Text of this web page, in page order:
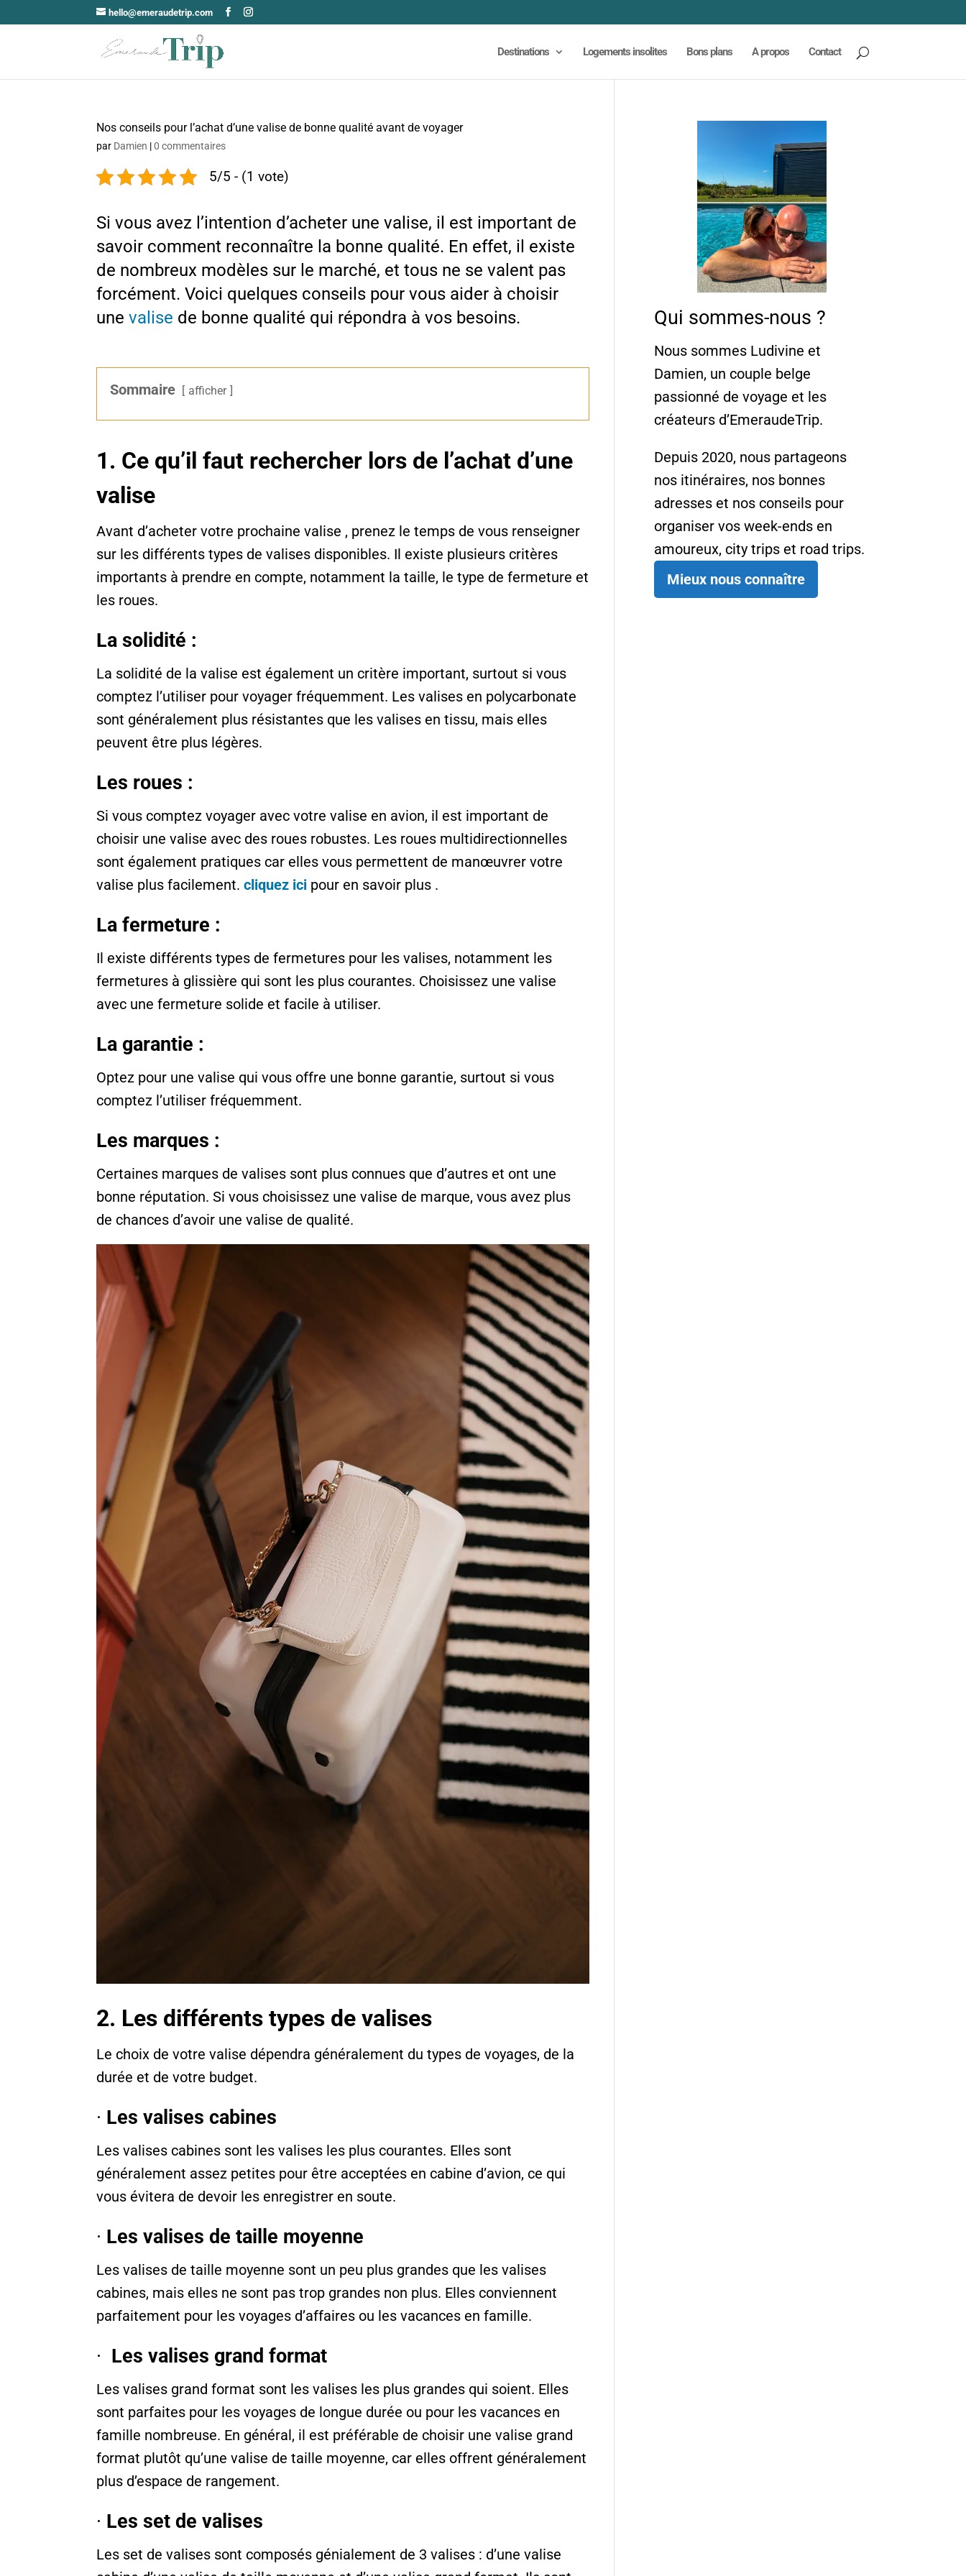
hello@emeraudetrip.com
Destinations Logements insolites Bons plans A propos Contact
Nos conseils pour l’achat d’une valise de bonne qualité avant de voyager
par Damien |0 commentaires
5/5 - (1 vote)
Si vous avez l’intention d’acheter une valise, il est important de
savoir comment reconnaître la bonne qualité. En effet, il existe
de nombreux modèles sur le marché, et tous ne se valent pas
forcément. Voici quelques conseils pour vous aider à choisir
unevalise de bonne qualité qui répondra à vos besoins.
Sommaire afficher
1. Ce qu’il faut rechercher lors de l’achat d’une
valise
Avant d’acheter votre prochaine valise , prenez le temps de vous renseigner
sur les différents types de valises disponibles. Il existe plusieurs critères
importants à prendre en compte, notamment la taille, le type de fermeture et
les roues.
La solidité :
La solidité de la valise est également un critère important, surtout si vous
comptez l’utiliser pour voyager fréquemment. Les valises en polycarbonate
sont généralement plus résistantes que les valises en tissu, mais elles
peuvent être plus légères.
Les roues :
Si vous comptez voyager avec votre valise en avion, il est important de
choisir une valise avec des roues robustes. Les roues multidirectionnelles
sont également pratiques car elles vous permettent de manœuvrer votre
valise plus facilement.cliquez ici pour en savoir plus .
La fermeture :
Il existe différents types de fermetures pour les valises, notamment les
fermetures à glissière qui sont les plus courantes. Choisissez une valise
avec une fermeture solide et facile à utiliser.
La garantie :
Optez pour une valise qui vous offre une bonne garantie, surtout si vous
comptez l’utiliser fréquemment.
Les marques :
Certaines marques de valises sont plus connues que d’autres et ont une
bonne réputation. Si vous choisissez une valise de marque, vous avez plus
de chances d’avoir une valise de qualité.
2. Les différents types de valises
Le choix de votre valise dépendra généralement du types de voyages, de la
durée et de votre budget.
· Les valises cabines
Les valises cabines sont les valises les plus courantes. Elles sont
généralement assez petites pour être acceptées en cabine d’avion, ce qui
vous évitera de devoir les enregistrer en soute.
· Les valises de taille moyenne
Les valises de taille moyenne sont un peu plus grandes que les valises
cabines, mais elles ne sont pas trop grandes non plus. Elles conviennent
parfaitement pour les voyages d’affaires ou les vacances en famille.
· Les valises grand format
Les valises grand format sont les valises les plus grandes qui soient. Elles
sont parfaites pour les voyages de longue durée ou pour les vacances en
famille nombreuse. En général, il est préférable de choisir une valise grand
format plutôt qu’une valise de taille moyenne, car elles offrent généralement
plus d’espace de rangement.
· Les set de valises
Les set de valises sont composés génialement de 3 valises : d’une valise
Qui sommes-nous ?
Nous sommes Ludivine et
Damien, un couple belge
passionné de voyage et les
créateurs d’EmeraudeTrip.
Depuis 2020, nous partageons
nos itinéraires, nos bonnes
adresses et nos conseils pour
organiser vos week-ends en
amoureux, city trips et road trips.
Mieux nous connaître